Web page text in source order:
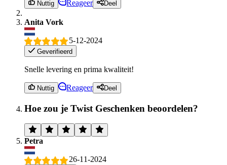
Nuttig Reageer Deel
Anita Vork
5-12-2024
Geverifieerd
Snelle levering en prima kwaliteit!
Nuttig Reageer Deel
Hoe zou je Twist Geschenken beoordelen?
Petra
26-11-2024